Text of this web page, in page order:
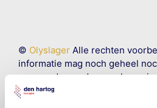
© OlyslagerAlle rechten
informatie mag noch geheel
gereproduceerd, opgeslagen in
andere manieren worden